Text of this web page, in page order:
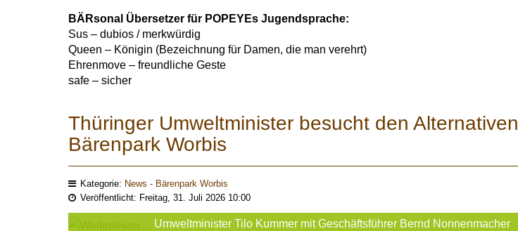
BÄRsonal Übersetzer für POPEYEs Jugendsprache:
Sus – dubios / merkwürdig
Queen – Königin (Bezeichnung für Damen, die man verehrt)
Ehrenmove – freundliche Geste
safe – sicher
Thüringer Umweltminister besucht den Alternativen
Bärenpark Worbis
Kategorie: News - Bärenpark Worbis
Veröffentlicht: Freitag, 31. Juli 2026 10:00
Umweltminister Tilo Kummer mit Geschäftsführer Bernd Nonnenmacher